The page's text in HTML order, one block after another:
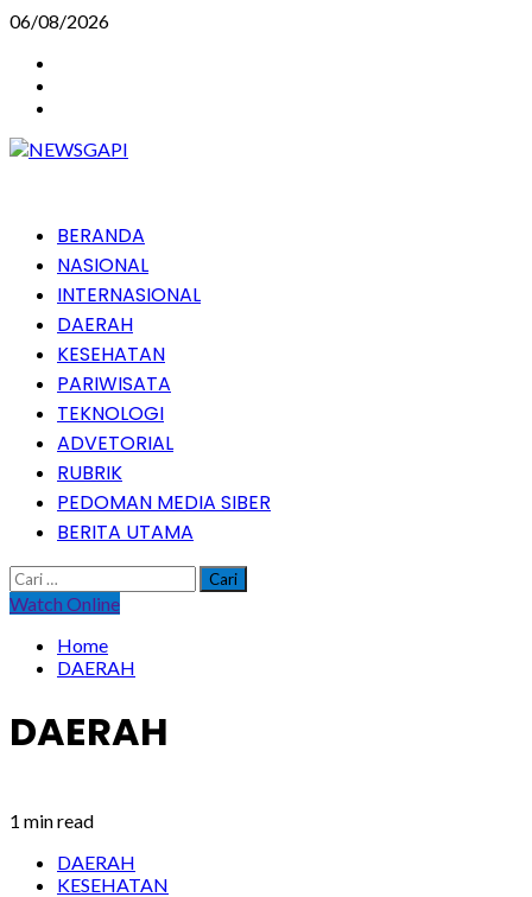
Skip
content
06/08/2026
PrimaryBERANDA
NASIONAL
INTERNASIONAL
DAERAH
KESEHATAN
PARIWISATA
TEKNOLOGI
ADVETORIAL
RUBRIK
PEDOMAN MEDIA SIBER
BERITA UTAMA
Cari
untuk:
Watch Online
Home
DAERAH
DAERAH
1 min read
DAERAH
KESEHATAN